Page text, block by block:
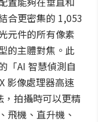
合更密集的 1,053
元件的所有像素
的主體對焦。此
「AI 智慧偵測自
影像處理器高速
，拍攝時可以更精
飛機、直升機、